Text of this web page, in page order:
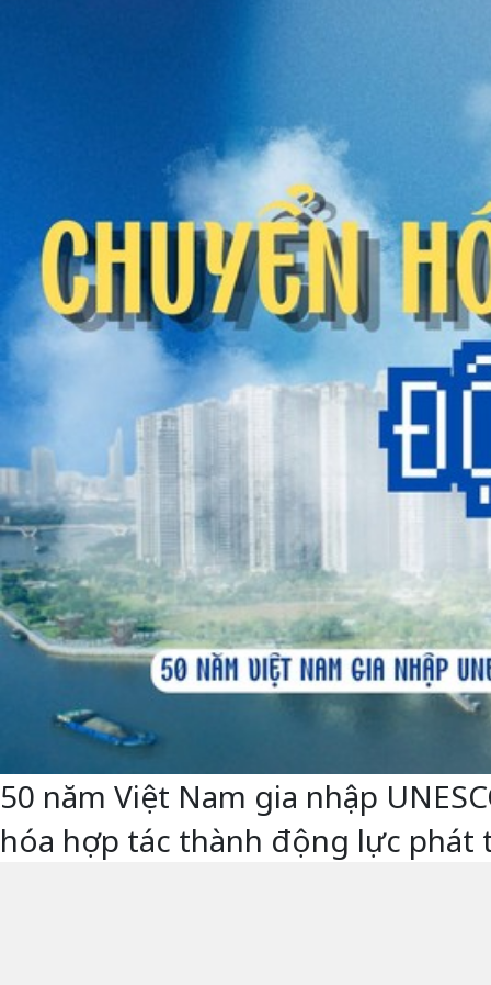
50 năm Việt Nam gia nhập
hóa hợp tác thành động lực